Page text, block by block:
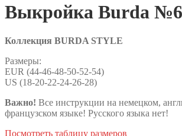
Выкройка Burda
Коллекция BURDA STYLE
Размеры:
EUR (44-46-48-50-52-54)
US (18-20-22-24-26-28)
Важно! Все инструкции на немецком,
французском языке! Русского языка нет!
Посмотреть таблицу размеров